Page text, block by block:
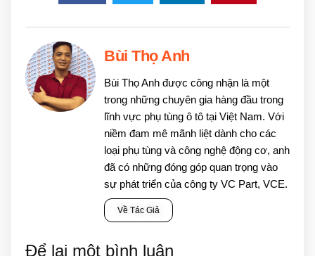
Bùi Thọ Anh
Bùi Thọ Anh được công nhận là một
trong những chuyên gia hàng đầu trong
lĩnh vực phụ tùng ô tô tại Việt Nam. Với
niềm đam mê mãnh liệt dành cho các
loại phụ tùng và công nghệ động cơ, anh
đã có những đóng góp quan trọng vào
sự phát triển của công ty VC Part, VCE.
Về Tác Giả
Để lại một bình luận